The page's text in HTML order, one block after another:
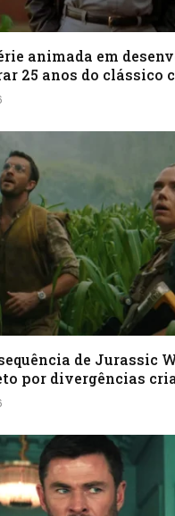
animada em
25 anos do clássico
de Jurassic
por divergências